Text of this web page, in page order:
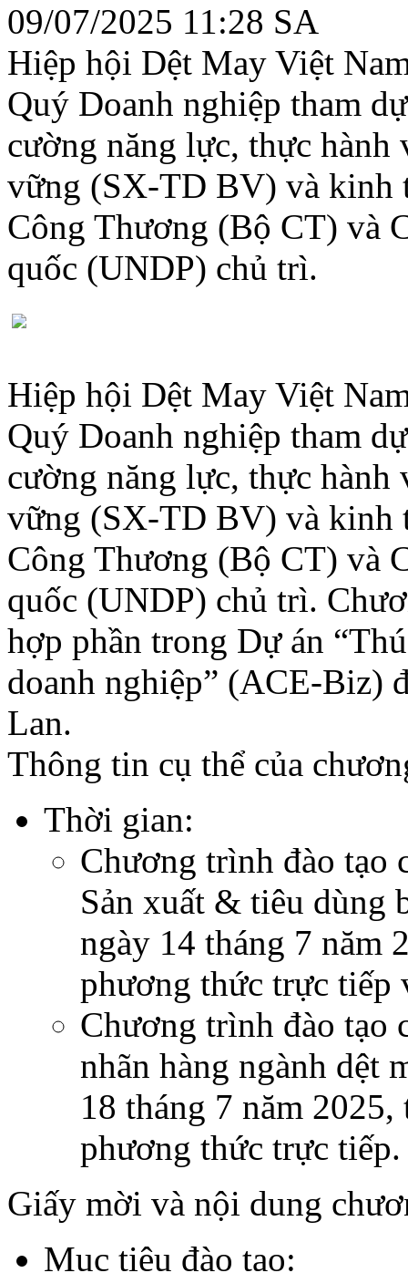
09/07/2025 11:28 SA
Hiệp hội Dệt May Việt
Quý Doanh nghiệp tham
cường năng lực, thực hành
vững (SX-TD BV) và kinh
Công Thương (Bộ CT) và
quốc (UNDP) chủ trì.
Hiệp hội Dệt May Việt
Quý Doanh nghiệp tham
cường năng lực, thực hành
vững (SX-TD BV) và kinh
Công Thương (Bộ CT) và
quốc (UNDP) chủ trì.
hợp phần trong Dự án
doanh nghiệp” (ACE-Biz)
Lan.
Thông tin cụ thể của
Thời gian:
Chương trình đào tạo
Sản xuất & tiêu dùng
ngày 14 tháng 7 năm
phương thức trực tiếp
Chương trình đào tạo
nhãn hàng ngành dệt
18 tháng 7 năm
phương thức trực tiếp.
Giấy mời và nội dung
Mục tiêu đào tạo: